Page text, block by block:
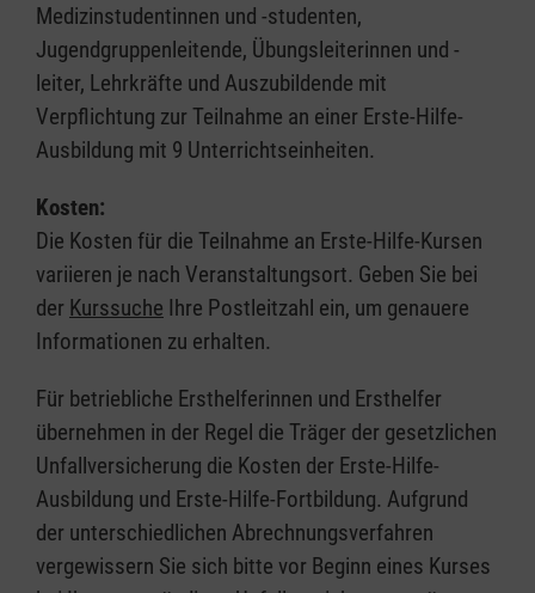
Medizinstudentinnen und -studenten,
Jugendgruppenleitende, Übungsleiterinnen und -
leiter, Lehrkräfte und Auszubildende mit
Verpflichtung zur Teilnahme an einer Erste-Hilfe-
Ausbildung mit 9 Unterrichtseinheiten.
Kosten:
Die Kosten für die Teilnahme an Erste-Hilfe-Kursen
variieren je nach Veranstaltungsort. Geben Sie bei
der Kurssuche Ihre Postleitzahl ein, um genauere
Informationen zu erhalten.
Für betriebliche Ersthelferinnen und Ersthelfer
übernehmen in der Regel die Träger der gesetzlichen
Unfallversicherung die Kosten der Erste-Hilfe-
Ausbildung und Erste-Hilfe-Fortbildung. Aufgrund
der unterschiedlichen Abrechnungsverfahren
vergewissern Sie sich bitte vor Beginn eines Kurses